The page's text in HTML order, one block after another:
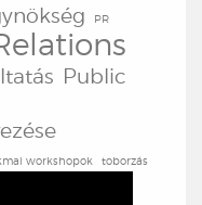
PR
Public
workshopok toborzás